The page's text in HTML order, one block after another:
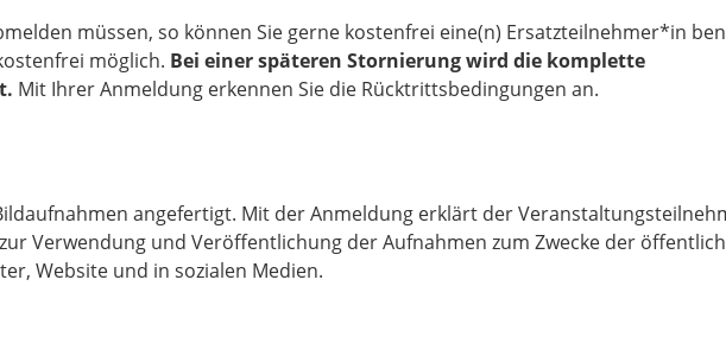
müssen, so können Sie gerne kostenfrei eine(n) Ersatzteilnehmer*in
möglich. Bei einer späteren Stornierung wird die komplette
Mit Ihrer Anmeldung erkennen Sie die Rücktrittsbedingungen an.
angefertigt. Mit der Anmeldung erklärt der
Verwendung und Veröffentlichung der Aufnahmen zum Zwecke der
Website und in sozialen Medien.